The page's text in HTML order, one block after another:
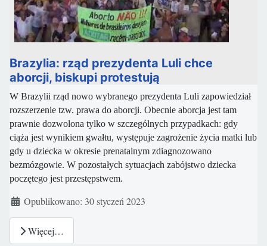
Brazylia: rząd prezydenta Luli chce
aborcji, biskupi protestują
W Brazylii rząd nowo wybranego prezydenta Luli zapowiedział
rozszerzenie tzw. prawa do aborcji. Obecnie aborcja jest tam
prawnie dozwolona ​​tylko w szczególnych przypadkach: gdy
ciąża jest wynikiem gwałtu, występuje zagrożenie życia matki lub
gdy u dziecka w okresie prenatalnym zdiagnozowano
bezmózgowie. W pozostałych sytuacjach zabójstwo dziecka
poczętego jest przestępstwem.
Szczegóły
Opublikowano: 30 styczeń 2023
Więcej…